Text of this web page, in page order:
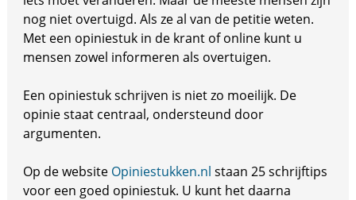
nog niet overtuigd. Als ze al van de petitie weten.
Met een opiniestuk in de krant of online kunt u
mensen zowel informeren als overtuigen.
Een opiniestuk schrijven is niet zo moeilijk. De
opinie staat centraal, ondersteund door
argumenten.
Op de website Opiniestukken.nl staan 25 schrijftips
voor een goed opiniestuk. U kunt het daarna